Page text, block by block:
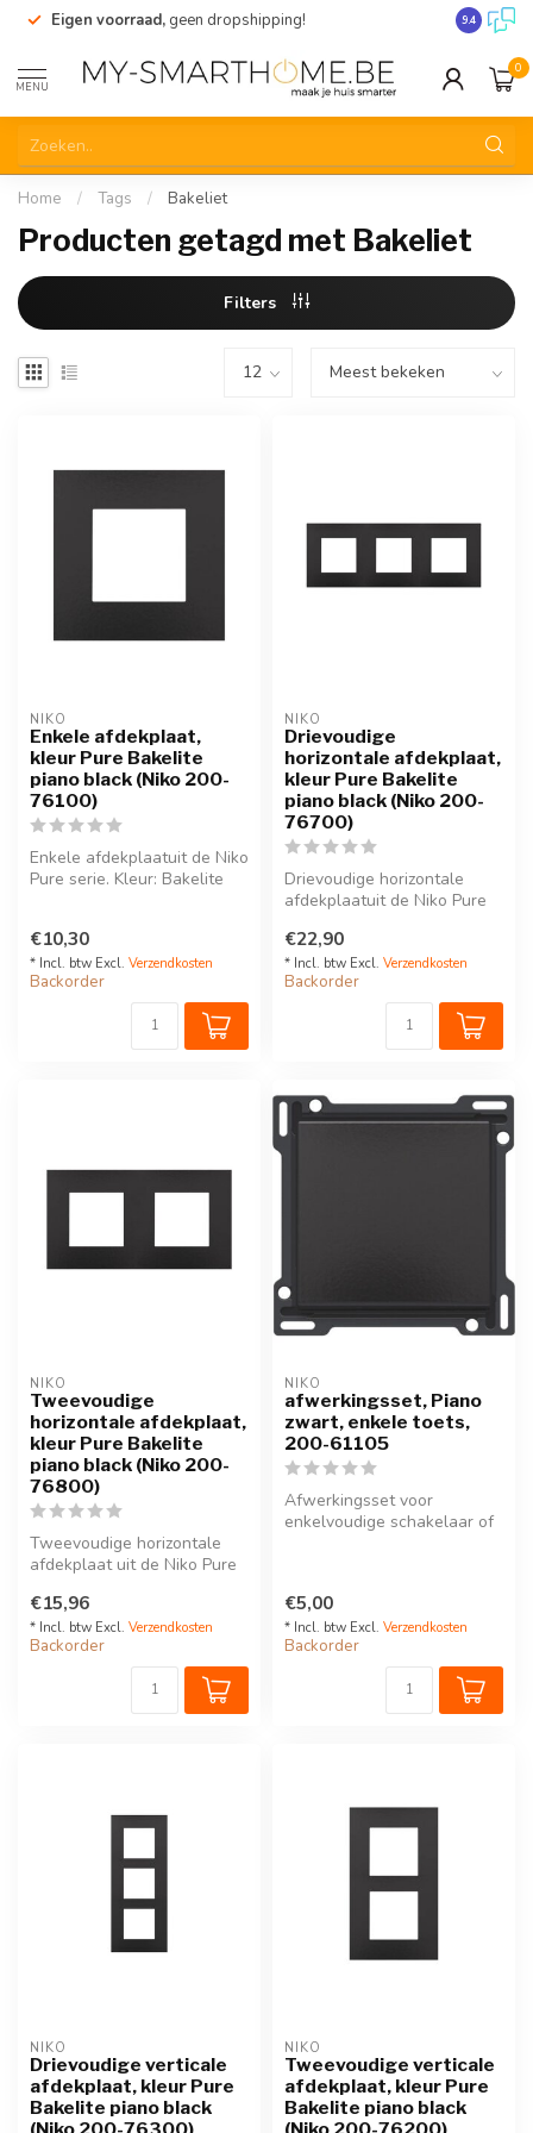
Eigen voorraad, geen dropshipping! 9.4
MENU
0
Home / Tags / Bakeliet
Producten getagd met Bakeliet
Filters
NIKO
Enkele afdekplaat,
kleur Pure Bakelite
piano black (Niko 200-
76100)
Enkele afdekplaatuit de Niko
Pure serie. Kleur: Bakelite
€10,30
* Incl. btw Excl. Verzendkosten
Backorder
NIKO
Drievoudige
horizontale afdekplaat,
kleur Pure Bakelite
piano black (Niko 200-
76700)
Drievoudige horizontale
afdekplaatuit de Niko Pure
€22,90
* Incl. btw Excl. Verzendkosten
Backorder
NIKO
Tweevoudige
horizontale afdekplaat,
kleur Pure Bakelite
piano black (Niko 200-
76800)
Tweevoudige horizontale
afdekplaat uit de Niko Pure
€15,96
* Incl. btw Excl. Verzendkosten
Backorder
NIKO
afwerkingsset, Piano
zwart, enkele toets,
200-61105
Afwerkingsset voor
enkelvoudige schakelaar of
€5,00
* Incl. btw Excl. Verzendkosten
Backorder
NIKO
Drievoudige verticale
afdekplaat, kleur Pure
Bakelite piano black
NIKO
Tweevoudige verticale
afdekplaat, kleur Pure
Bakelite piano black